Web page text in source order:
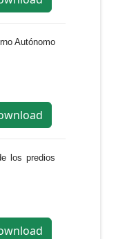
Autónomo
los predios